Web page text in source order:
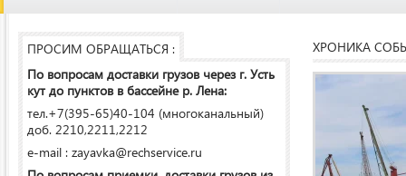
ПРОСИМ ОБРАЩАТЬСЯ :
По вопросам доставки грузов через г. Усть
кут до пунктов в бассейне р. Лена:
тел.+7(395-65)40-104 (многоканальный)
доб. 2210,2211,2212
e-mail : zayavka@rechservice.ru
ХРОНИКА